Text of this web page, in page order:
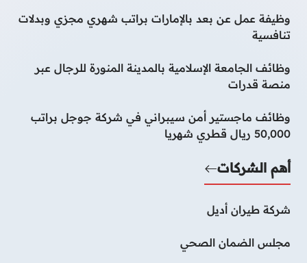
وظيفة عمل عن بعد بالإمارات براتب شهري مجزي وبدلات
تنافسية
وظائف الجامعة الإسلامية بالمدينة المنورة للرجال عبر
منصة قدرات
وظائف ماجستير أمن سيبراني في شركة جوجل براتب
50,000 ريال قطري شهريا
أهم الشركات
شركة طيران أديل
مجلس الضمان الصحي